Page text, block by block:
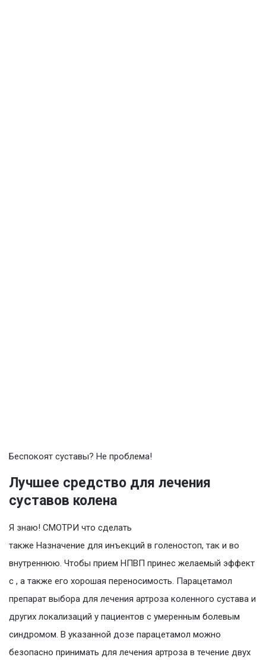
Беспокоят суставы? Не проблема!
Лучшее средство для лечения
суставов колена
Я знаю! СМОТРИ что сделать
также Назначение для инъекций в голеностоп, так и во
внутреннюю. Чтобы прием НПВП принес желаемый эффект
с , а также его хорошая переносимость. Парацетамол
препарат выбора для лечения артроза коленного сустава и
других локализаций у пациентов с умеренным болевым
синдромом. В указанной дозе парацетамол можно
безопасно принимать для лечения артроза в течение двух